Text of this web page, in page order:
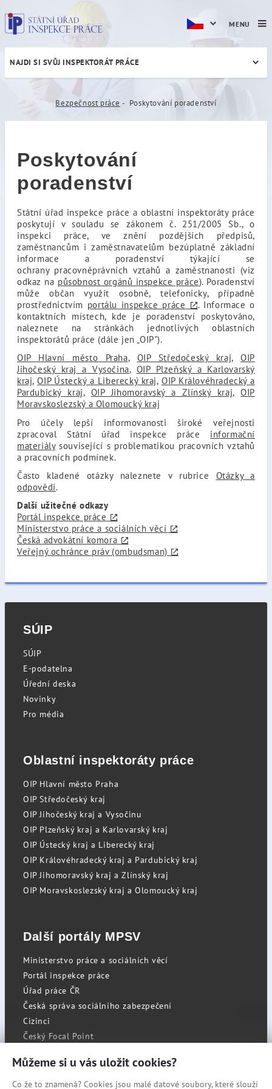
Poskytování poradenství
NAJDI SI SVŮJ INSPEKTORÁT PRÁCE
Bezpečnost práce Poskytování poradenství
Poskytování
poradenství
Státní úřad inspekce práce a oblastní inspektoráty práce
poskytují v souladu se zákonem č. 251/2005 Sb., o
inspekci práce, ve znění pozdějších předpisů,
zaměstnancům i zaměstnavatelům bezúplatně základní
informace a poradenství týkající se
ochrany pracovněprávních vztahů a zaměstnanosti (viz
odkaz na působnost orgánů inspekce práce). Poradenství
může občan využít osobně, telefonicky, případně
prostřednictvím portálu inspekce práce
. Informace o
kontaktních místech, kde je poradenství poskytováno,
naleznete na stránkách jednotlivých oblastních
inspektorátů práce (dále jen „OIP").
OIP Hlavní město Praha, OIP Středočeský kraj,OIP
Jihočeský kraj a Vysočina, OIP Plzeňský a Karlovarský
kraj,OIP Ústecký a Liberecký kraj, OIP Královéhradecký a
Pardubický kraj, OIP Jihomoravský a Zlínský kraj,OIP
Moravskoslezský a Olomoucký kraj
Pro účely lepší informovanosti široké veřejnosti
zpracoval Státní úřad inspekce práce informační
materiálysouvisející s problematikou pracovních vztahů
a pracovních podmínek.
Často kladené otázky naleznete v rubrice Otázky a
odpovědi.
Další užitečné odkazy
Portál inspekce práce
Ministerstvo práce a sociálních věcí
Česká advokátní komora
Veřejný ochránce práv (ombudsman)
MENU
SÚIP
SÚIP
E-podatelna
Úřední deska
Novinky
Pro média
Oblastní inspektoráty práce
OIP Hlavní město Praha
OIP Středočeský kraj
OIP Jihočeský kraj a Vysočinu
OIP Plzeňský kraj a Karlovarský kraj
OIP Ústecký kraj a Liberecký kraj
OIP Královéhradecký kraj a Pardubický kraj
OIP Jihomoravský kraj a Zlínský kraj
OIP Moravskoslezský kraj a Olomoucký kraj
Další portály MPSV
Ministerstvo práce a sociálních věcí
Portál inspekce práce
Úřad práce ČR
Česká správa sociálního zabezpečení
Cizinci
Český Focal Point
Můžeme si u vás uložit cookies?
Co že to znamená? Cookies jsou malé datové soubory, které slouží